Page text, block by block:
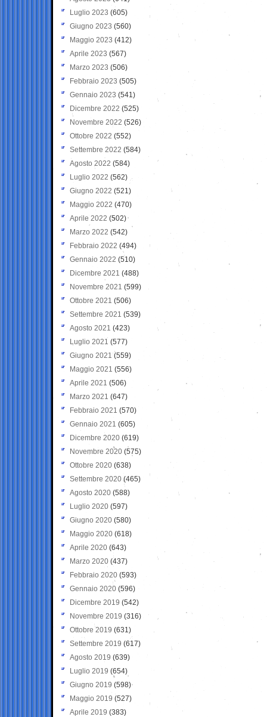
Luglio 2023 (605)
Giugno 2023 (560)
Maggio 2023 (412)
Aprile 2023 (567)
Marzo 2023 (506)
Febbraio 2023 (505)
Gennaio 2023 (541)
Dicembre 2022 (525)
Novembre 2022 (526)
Ottobre 2022 (552)
Settembre 2022 (584)
Agosto 2022 (584)
Luglio 2022 (562)
Giugno 2022 (521)
Maggio 2022 (470)
Aprile 2022 (502)
Marzo 2022 (542)
Febbraio 2022 (494)
Gennaio 2022 (510)
Dicembre 2021 (488)
Novembre 2021 (599)
Ottobre 2021 (506)
Settembre 2021 (539)
Agosto 2021 (423)
Luglio 2021 (577)
Giugno 2021(559)
Maggio 2021 (556)
Aprile 2021 (506)
Marzo 2021 (647)
Febbraio 2021 (570)
Gennaio 2021 (605)
Dicembre 2020 (619)
Novembre 2020 (575)
Ottobre 2020 (638)
Settembre 2020(465)
Agosto 2020 (588)
Luglio 2020 (597)
Giugno 2020 (580)
Maggio 2020 (618)
Aprile 2020 (643)
Marzo 2020 (437)
Febbraio 2020 (593)
Gennaio 2020 (596)
Dicembre 2019 (542)
Novembre 2019 (316)
Ottobre 2019 (631)
Settembre 2019 (617)
Agosto 2019 (639)
Luglio 2019 (654)
Giugno 2019 (598)
Maggio 2019 (527)
Aprile 2019 (383)